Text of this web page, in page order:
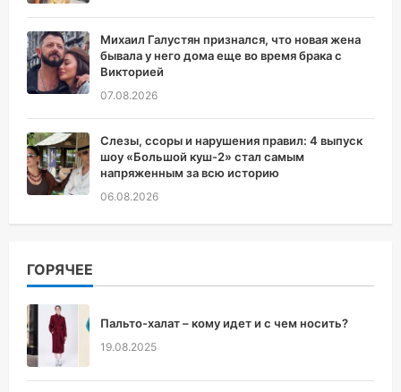
Михаил Галустян признался, что новая жена
бывала у него дома еще во время брака с
Викторией
07.08.2026
Слезы, ссоры и нарушения правил: 4 выпуск
шоу «Большой куш-2» стал самым
напряженным за всю историю
06.08.2026
ГОРЯЧЕЕ
Пальто-халат – кому идет и с чем носить?
19.08.2025